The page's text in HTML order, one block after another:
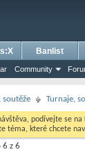
Community
Banlist
soutěže Turnaje,
podívejte se na
téma, které chcete
6 z 6